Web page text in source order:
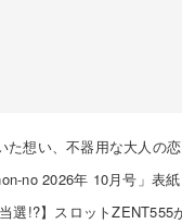
た想い、不器用な大人の恋